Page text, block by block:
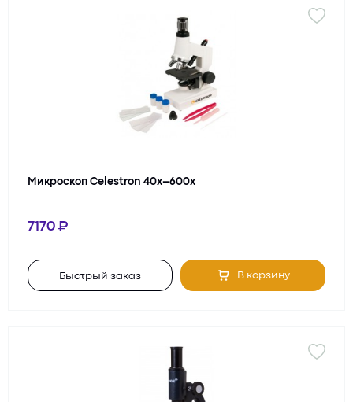
Микроскоп Celestron 40x–600x
7170
Быстрый заказ В корзину